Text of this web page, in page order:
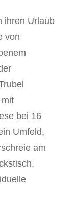
ihren Urlaub
von
bei 16
Umfeld,
am